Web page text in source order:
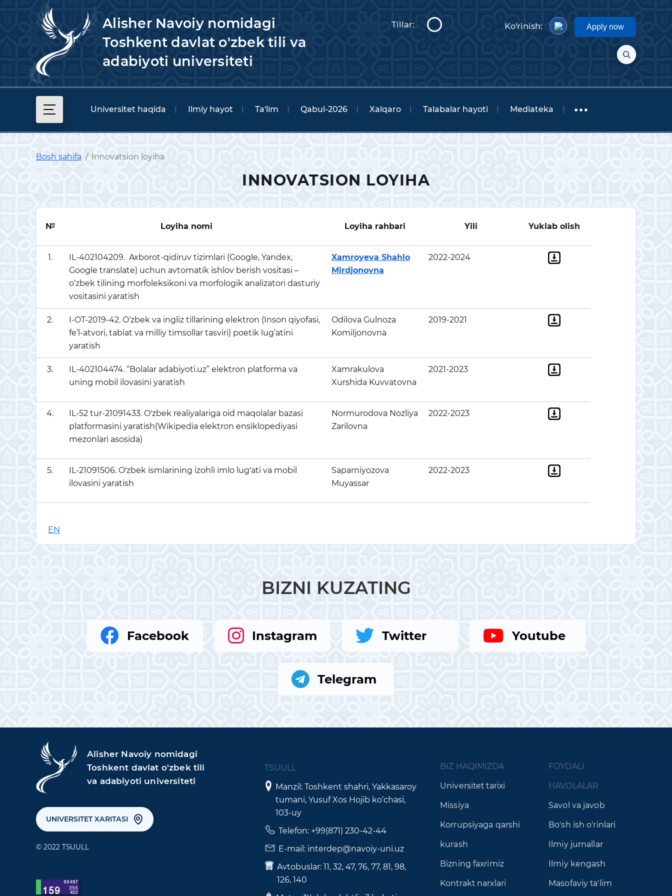
Alisher Navoiy nomidagi
Toshkent davlat o'zbek tili va
adabiyoti universiteti
Tillar: Ko'rinish: Apply now
Universitet haqida Ilmiy hayot Ta'lim Qabul-2026 Xalqaro Talabalar hayoti Mediateka
Bosh sahifa Innovatsion loyiha
INNOVATSION LOYIHA
№ Loyiha nomi Loyiha rahbari Yili Yuklab olish
1.
IL-402104209. Axborot-qidiruv tizimlari (Google, Yandex,
Google translate) uchun avtomatik ishlov berish vositasi –
o‘zbek tilining morfoleksikoni va morfologik analizatori dasturiy
vositasini yaratish
Xamroyeva Shahlo
Mirdjonovna
2022-2024
2.
I-OT-2019-42. O‘zbek va ingliz tillarining elektron (Inson qiyofasi,
fe’l-atvori, tabiat va milliy timsollar tasviri) poetik lug‘atini
yaratish
Odilova Gulnoza
Komiljonovna
2019-2021
3.
IL-402104474. “Bolalar adabiyoti.uz” elektron platforma va
uning mobil ilovasini yaratish
Xamrakulova
Xurshida Kuvvatovna
2021-2023
4.
IL-52 tur-21091433. O'zbek realiyalariga oid maqolalar bazasi
platformasini yaratish(Wikipedia elektron ensiklopediyasi
mezonlari asosida)
Normurodova Nozliya
Zarilovna
2022-2023
5.
IL-21091506. O'zbek ismlarining izohli imlo lug'ati va mobil
ilovasini yaratish
Saparniyozova
Muyassar
2022-2023
EN
BIZNI KUZATING
Facebook Instagram Twitter Youtube
Telegram
Alisher Navoiy nomidagi
Toshkent davlat o'zbek tili
va adabiyoti universiteti
UNIVERSITET XARITASI
© 2022 TSUULL
TSUULL
Manzil: Toshkent shahri, Yakkasaroy
tumani, Yusuf Xos Hojib ko‘chasi,
103-uy
Telefon: +99(871) 230-42-44
E-mail: interdep@navoiy-uni.uz
Avtobuslar: 11, 32, 47, 76, 77, 81, 98,
126, 140
BIZ HAQIMIZDA
Universitet tarixi
Missiya
Korrupsiyaga qarshi
kurash
Bizning faxrimiz
Kontrakt narxlari
FOYDALI
HAVOLALAR
Savol va javob
Bo'sh ish o'rinlari
Ilmiy jurnallar
Ilmiy kengash
Masofaviy ta'lim